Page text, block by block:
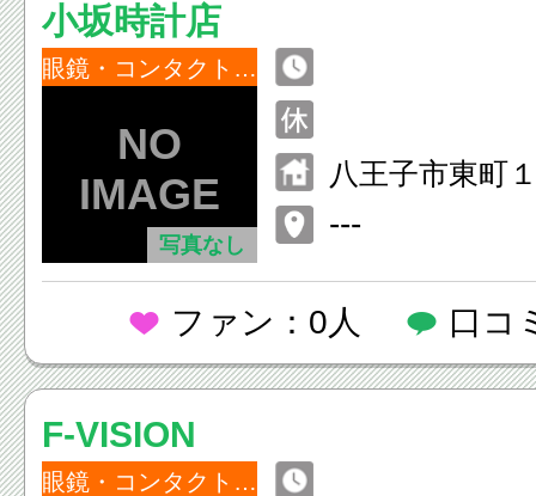
小坂時計店
眼鏡・コンタクトレンズ
写真なし
八王子市東町
---
ファン：0人 口コ
F‐VISION
眼鏡・コンタクトレンズ